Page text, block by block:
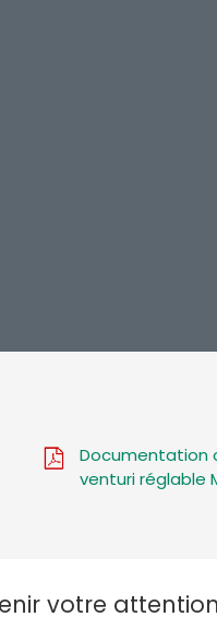
Documentation
venturi réglable
votre attention